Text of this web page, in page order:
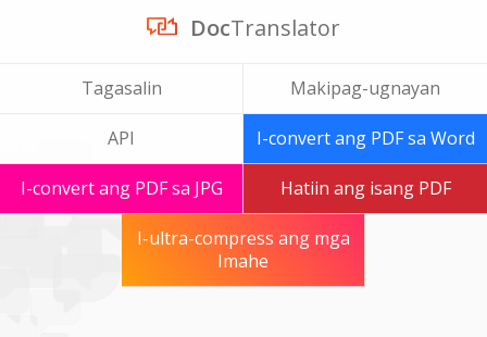
DocTranslator
Tagasalin Makipag-ugnayan
API I-convert ang PDF sa Word
I-convert ang PDF sa JPG Hatiin ang isang PDF
I-ultra-compress ang mga
Imahe